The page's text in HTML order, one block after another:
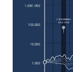
120
nicht